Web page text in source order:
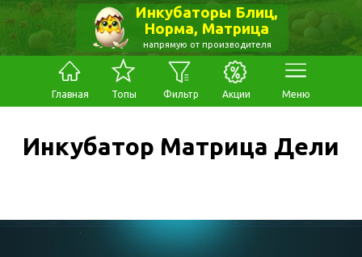
Меню
Акции
Фильтр
Топы
Главная
напрямую от производителя
Инкубаторы Блиц,
Норма, Матрица
Инкубатор Матрица Дели